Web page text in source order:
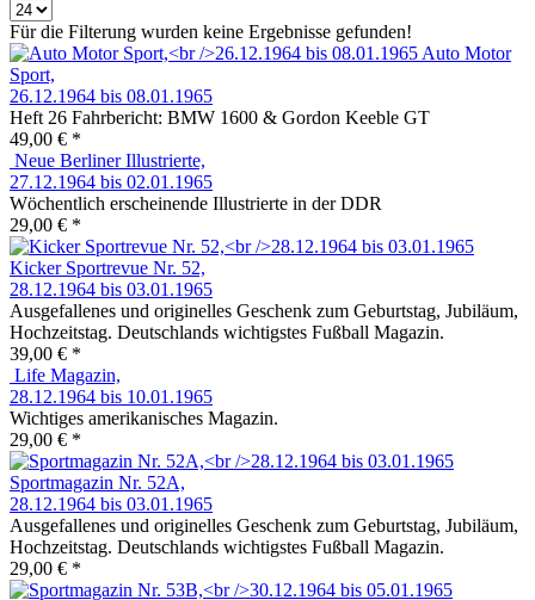
Für die Filterung wurden keine Ergebnisse gefunden!
Auto Motor
Sport,
26.12.1964 bis 08.01.1965
Heft 26 Fahrbericht: BMW 1600 & Gordon Keeble GT
49,00 € *
Neue Berliner Illustrierte,
27.12.1964 bis 02.01.1965
Wöchentlich erscheinende Illustrierte in der DDR
29,00 € *
Kicker Sportrevue Nr. 52,
28.12.1964 bis 03.01.1965
Ausgefallenes und originelles Geschenk zum Geburtstag, Jubiläum,
Hochzeitstag. Deutschlands wichtigstes Fußball Magazin.
39,00 € *
Life Magazin,
28.12.1964 bis 10.01.1965
Wichtiges amerikanisches Magazin.
29,00 € *
Sportmagazin Nr. 52A,
28.12.1964 bis 03.01.1965
Ausgefallenes und originelles Geschenk zum Geburtstag, Jubiläum,
Hochzeitstag. Deutschlands wichtigstes Fußball Magazin.
29,00 € *